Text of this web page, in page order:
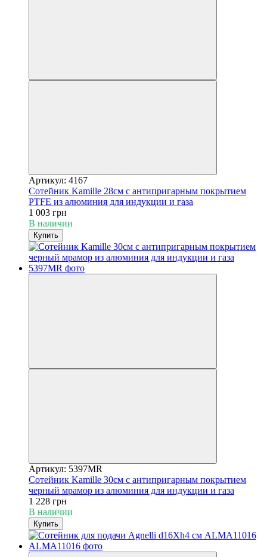
Артикул: 4167
Сотейник Kamille 28см с антипригарным покрытием
PTFE из алюминия для индукции и газа
1 003 грн
В наличии
Купить
Артикул: 5397MR
Сотейник Kamille 30см с антипригарным покрытием
черный мрамор из алюминия для индукции и газа
1 228 грн
В наличии
Купить